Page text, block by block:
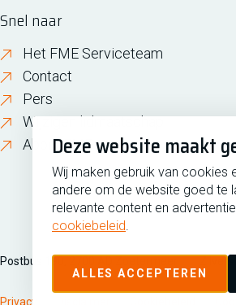
Deze website maakt
Wij maken gebruik van cookies
andere om de website goed te
relevante content en
cookiebeleid.
ALLES ACCEPTEREN
Snel naar
Het FME Serviceteam
Contact
Pers
Wijzigen lidmaatschap
About FME
Postbus 190, 2700 AD Zoetermeer
Privacy